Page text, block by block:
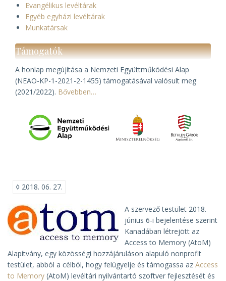
Evangélikus levéltárak
Egyéb egyházi levéltárak
Munkatársak
Támogatók
A honlap megújítása a Nemzeti Együttműködési Alap
(NEAO-KP-1-2021-2-1455) támogatásával valósult meg
(2021/2022). Bővebben…
◊ 2018. 06. 27.
A szervező testület 2018.
június 6-i bejelentése szerint
Kanadában létrejött az
Access to Memory (AtoM)
Alapítvány, egy közösségi hozzájáruláson alapuló nonprofit
testület, abból a célból, hogy felügyelje és támogassa az Access
to Memory (AtoM) levéltári nyilvántartó szoftver fejlesztését és